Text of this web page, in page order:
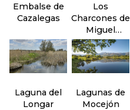
Embalse de
Cazalegas
Los
Charcones de
Miguel
Esteban
Laguna del
Longar
Lagunas de
Mocejón